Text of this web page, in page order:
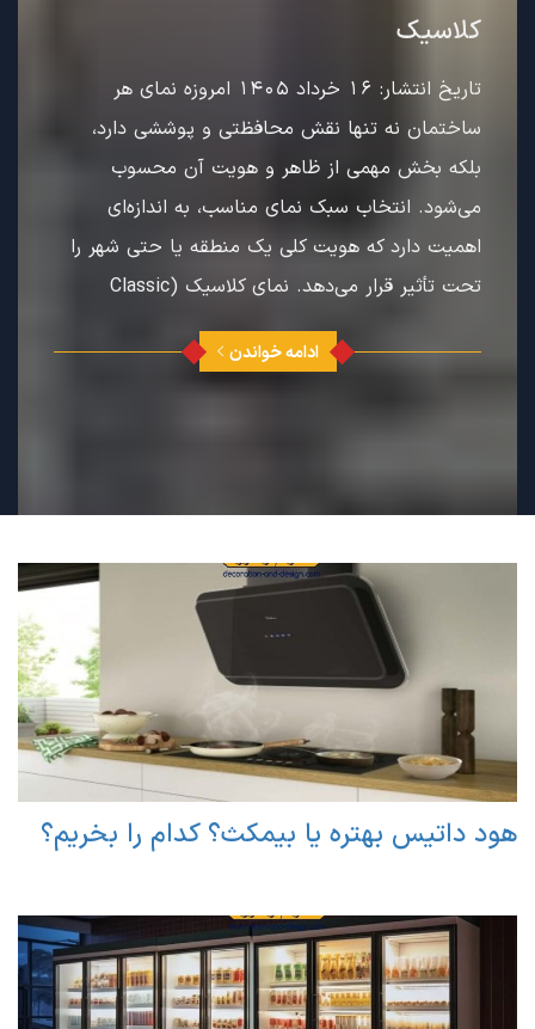
کلاسیک
تاریخ انتشار: 16 خرداد 1405 امروزه نمای هر
ساختمان نه تنها نقش محافظتی و پوششی دارد،
بلکه بخش مهمی از ظاهر و هویت آن محسوب
می‌شود. انتخاب سبک نمای مناسب، به اندازه‌ای
اهمیت دارد که هویت کلی یک منطقه یا حتی شهر را
تحت تأثیر قرار می‌دهد. نمای کلاسیک (Classic
ادامه خواندن
هود داتیس بهتره یا بیمکث؟ کدام را بخریم؟